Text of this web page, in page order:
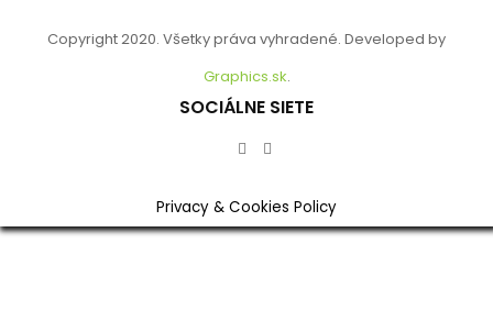
Copyright 2020. Všetky práva vyhradené. Developed by
Graphics.sk.
SOCIÁLNE SIETE
Privacy & Cookies Policy